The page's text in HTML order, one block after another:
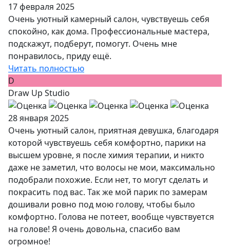
17 февраля 2025
Очень уютный камерный салон, чувствуешь себя
спокойно, как дома. Профессиональные мастера,
подскажут, подберут, помогут. Очень мне
понравилось, приду ещё.
Читать полностью
D
Draw Up Studio
28 января 2025
Очень уютный салон, приятная девушка, благодаря
которой чувствуешь себя комфортно, парики на
высшем уровне, я после химия терапии, и никто
даже не заметил, что волосы не мои, максимально
подобрали похожие. Если нет, то могут сделать и
покрасить под вас. Так же мой парик по замерам
дошивали ровно под мою голову, чтобы было
комфортно. Голова не потеет, вообще чувствуется
на голове! Я очень довольна, спасибо вам
огромное!